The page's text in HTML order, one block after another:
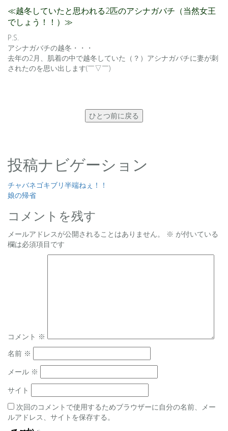
≪越冬していたと思われる2匹のアシナガバチ（当然女王
でしょう！！）≫
P.S.
アシナガバチの越冬・・・
去年の2月、肌着の中で越冬していた（？）アシナガバチに妻が刺
されたのを思い出します(￣▽￣)
ひとつ前に戻る
投稿ナビゲーション
チャバネゴキブリ半端ねぇ！！
娘の帰省
コメントを残す
メールアドレスが公開されることはありません。 ※ が付いている
欄は必須項目です
コメント ※
名前 ※
メール ※
サイト
次回のコメントで使用するためブラウザーに自分の名前、メー
ルアドレス、サイトを保存する。